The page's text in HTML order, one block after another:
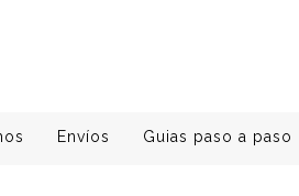
Envíos Guias paso a paso